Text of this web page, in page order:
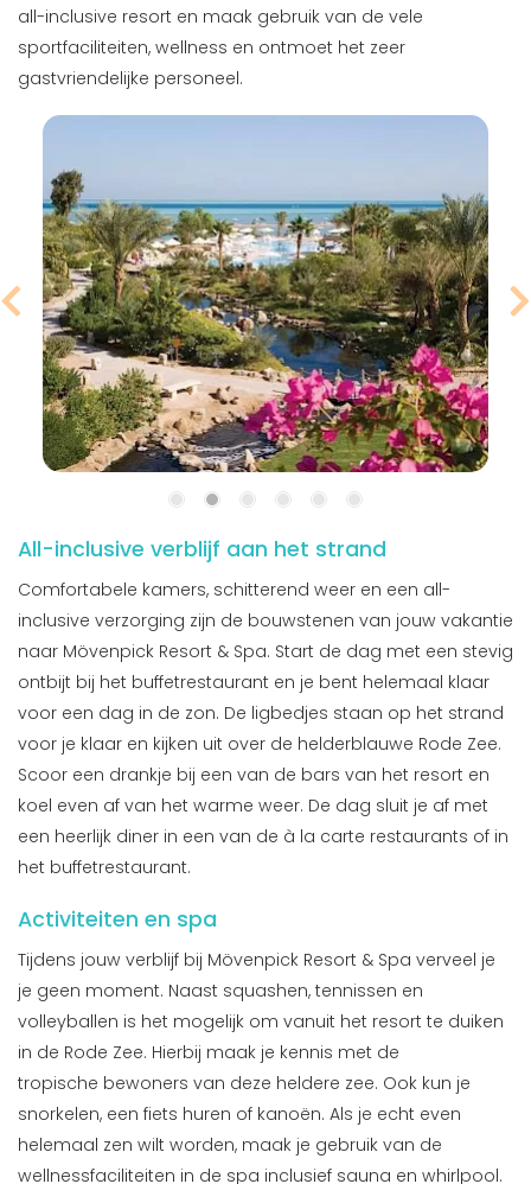
all-inclusive resort en maak gebruik van de vele
sportfaciliteiten, wellness en ontmoet het zeer
gastvriendelijke personeel.
All-inclusive verblijf aan het strand
Comfortabele kamers, schitterend weer en een all-
inclusive verzorging zijn de bouwstenen van jouw vakantie
naar Mövenpick Resort & Spa. Start de dag met een stevig
ontbijt bij het buffetrestaurant en je bent helemaal klaar
voor een dag in de zon. De ligbedjes staan op het strand
voor je klaar en kijken uit over de helderblauwe Rode Zee.
Scoor een drankje bij een van de bars van het resort en
koel even af van het warme weer. De dag sluit je af met
een heerlijk diner in een van de à la carte restaurants of in
het buffetrestaurant.
Activiteiten en spa
Tijdens jouw verblijf bij Mövenpick Resort & Spa verveel je
je geen moment. Naast squashen, tennissen en
volleyballen is het mogelijk om vanuit het resort te duiken
in de Rode Zee. Hierbij maak je kennis met de
tropische bewoners van deze heldere zee. Ook kun je
snorkelen, een fiets huren of kanoën. Als je echt even
helemaal zen wilt worden, maak je gebruik van de
wellnessfaciliteiten in de spa inclusief sauna en whirlpool.